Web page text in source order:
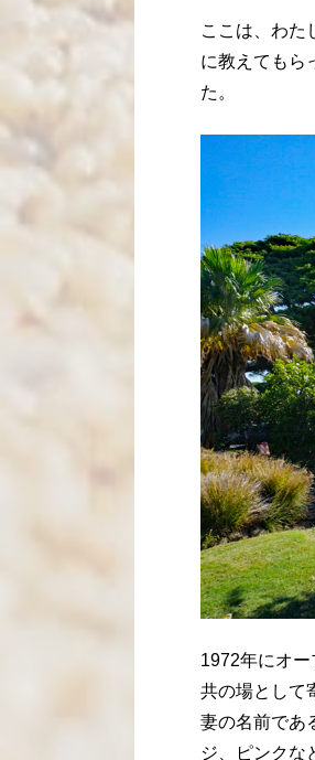
ここは、わた
に教えてもら
た。
1972年にオ
共の場として
妻の名前であ
ジ、ピンクな